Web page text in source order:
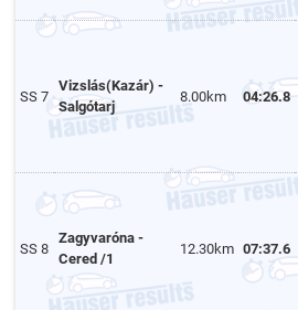
SS 7
Vizslás(Kazár) -
Salgótarj
8.00km 04:26.8
SS 8
Zagyvaróna -
Cered /1
12.30km 07:37.6